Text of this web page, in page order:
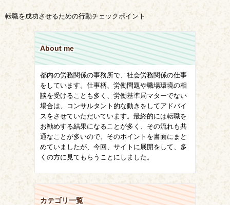
転職を成功させるための行動チェックポイント
About me
都内の労務関係の事務所で、社会労務関係の仕事
をしています。仕事柄、労働問題や職場環境の相
談を受けることも多く、労働基準局マターでない
場合は、コンサルタント的な動きをしてアドバイ
スをさせていただいています。最終的には転職を
お勧めする結果になることが多く、その流れも共
通なことが多いので、そのポイントを書面にまと
めていましたが、今回、サイトに展開をして、多
くの方に見てもらうことにしました。
カテゴリ一覧